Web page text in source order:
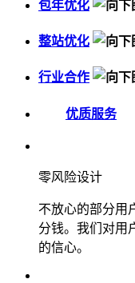
包年优化
整站优化
行业合作
优质服务
零风险设计
不放心的部分用
分钱。我们对用
的信心。